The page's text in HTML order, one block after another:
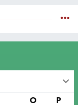
O P